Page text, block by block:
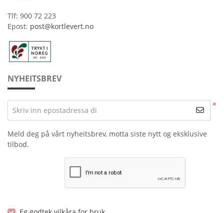
Tlf: 900 72 223
Epost: post@kortlevert.no
NYHEITSBREV
*
Skriv inn epostadressa di
Meld deg på vårt nyheitsbrev, motta siste nytt og eksklusive
tilbod.